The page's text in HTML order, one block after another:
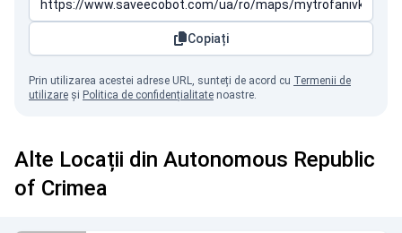
Copiați
Prin utilizarea acestei adrese URL, sunteți de acord cu Termenii de
utilizare și Politica de confidențialitate noastre.
Alte Locații din Autonomous Republic
of Crimea